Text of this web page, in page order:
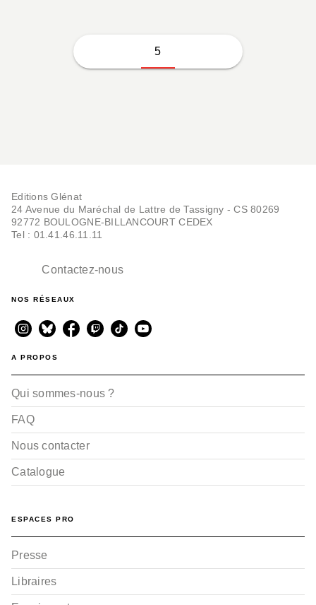
5
Editions Glénat
24 Avenue du Maréchal de Lattre de Tassigny - CS 80269
92772 BOULOGNE-BILLANCOURT CEDEX
Tel : 01.41.46.11.11
Contactez-nous
NOS RÉSEAUX
A PROPOS
Qui sommes-nous ?
FAQ
Nous contacter
Catalogue
ESPACES PRO
Presse
Libraires